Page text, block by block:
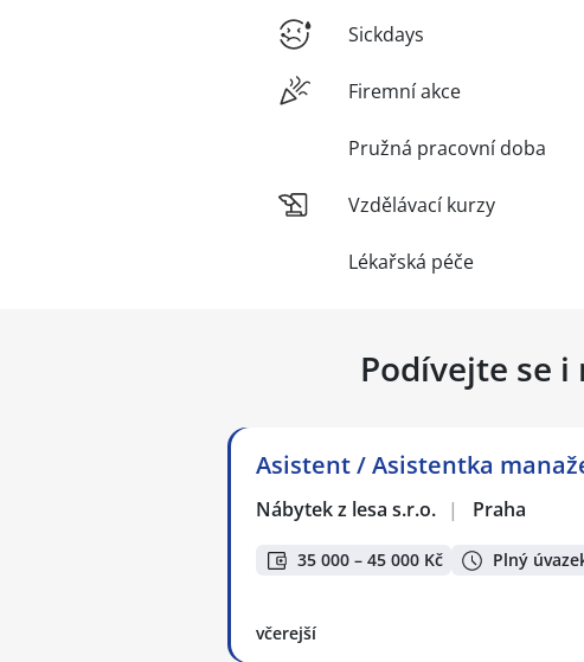
Sickdays
Firemní akce
Pružná pracovní doba
Vzdělávací kurzy
Lékařská péče
Podívejte se
Asistent / Asistentka
Nábytek z lesa s.r.o. | Praha
35 000 – 45 000 Kč Plný
včerejší